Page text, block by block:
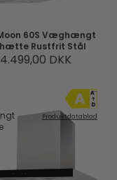
60S Væghængt
Rustfrit Stål
4.499,00 DKK
Produktdatablad